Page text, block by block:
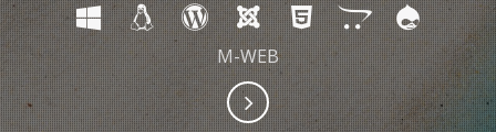
M-WEB